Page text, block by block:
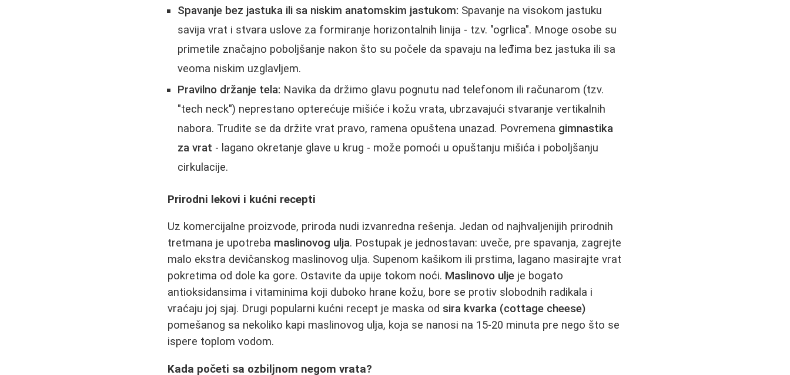
Spavanje bez jastuka ili sa niskim anatomskim jastukom: Spavanje na visokom jastuku
savija vrat i stvara uslove za formiranje horizontalnih linija - tzv. "ogrlica". Mnoge osobe su
primetile značajno poboljšanje nakon što su počele da spavaju na leđima bez jastuka ili sa
veoma niskim uzglavljem.
Pravilno držanje tela: Navika da držimo glavu pognutu nad telefonom ili računarom (tzv.
"tech neck") neprestano opterećuje mišiće i kožu vrata, ubrzavajući stvaranje vertikalnih
nabora. Trudite se da držite vrat pravo, ramena opuštena unazad. Povremena gimnastika
za vrat - lagano okretanje glave u krug - može pomoći u opuštanju mišića i poboljšanju
cirkulacije.
Prirodni lekovi i kućni recepti
Uz komercijalne proizvode, priroda nudi izvanredna rešenja. Jedan od najhvaljenijih prirodnih
tretmana je upotreba maslinovog ulja. Postupak je jednostavan: uveče, pre spavanja, zagrejte
malo ekstra devičanskog maslinovog ulja. Supenom kašikom ili prstima, lagano masirajte vrat
pokretima od dole ka gore. Ostavite da upije tokom noći. Maslinovo ulje je bogato
antioksidansima i vitaminima koji duboko hrane kožu, bore se protiv slobodnih radikala i
vraćaju joj sjaj. Drugi popularni kućni recept je maska od sira kvarka (cottage cheese)
pomešanog sa nekoliko kapi maslinovog ulja, koja se nanosi na 15-20 minuta pre nego što se
ispere toplom vodom.
Kada početi sa ozbiljnom negom vrata?